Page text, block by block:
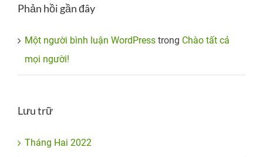
Phản hồi gần đây
Một người bình luận WordPress trong Chào tất cả
mọi người!
Lưu trữ
Tháng Hai 2022